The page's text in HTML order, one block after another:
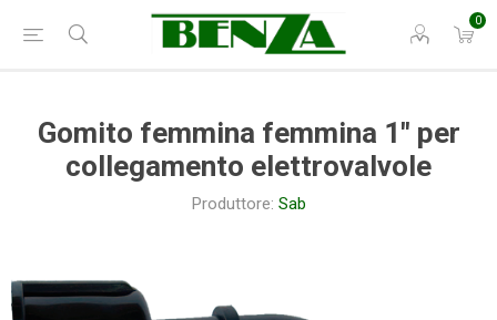
0
Gomito femmina femmina 1" per
collegamento elettrovalvole
Produttore: Sab